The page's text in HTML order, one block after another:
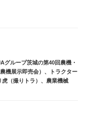
グループ茨城の第40回農機・
機展示即売会） 、
トラクター
虎（撮りトラ） 、 農業機械